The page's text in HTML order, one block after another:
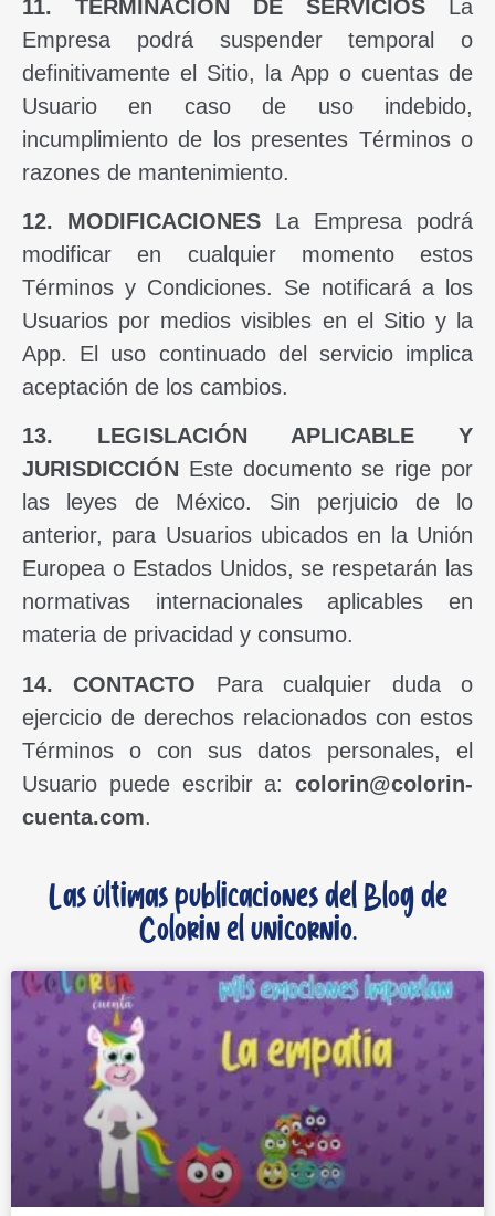
11. TERMINACIÓN DE SERVICIOS La
Empresa podrá suspender temporal o
definitivamente el Sitio, la App o cuentas de
Usuario en caso de uso indebido,
incumplimiento de los presentes Términos o
razones de mantenimiento.
12. MODIFICACIONES La Empresa podrá
modificar en cualquier momento estos
Términos y Condiciones. Se notificará a los
Usuarios por medios visibles en el Sitio y la
App. El uso continuado del servicio implica
aceptación de los cambios.
13. LEGISLACIÓN APLICABLE Y
JURISDICCIÓN Este documento se rige por
las leyes de México. Sin perjuicio de lo
anterior, para Usuarios ubicados en la Unión
Europea o Estados Unidos, se respetarán las
normativas internacionales aplicables en
materia de privacidad y consumo.
14. CONTACTO Para cualquier duda o
ejercicio de derechos relacionados con estos
Términos o con sus datos personales, el
Usuario puede escribir a: colorin@colorin-
cuenta.com.
Las últimas publicaciones del Blog de
Colorin el unicornio.